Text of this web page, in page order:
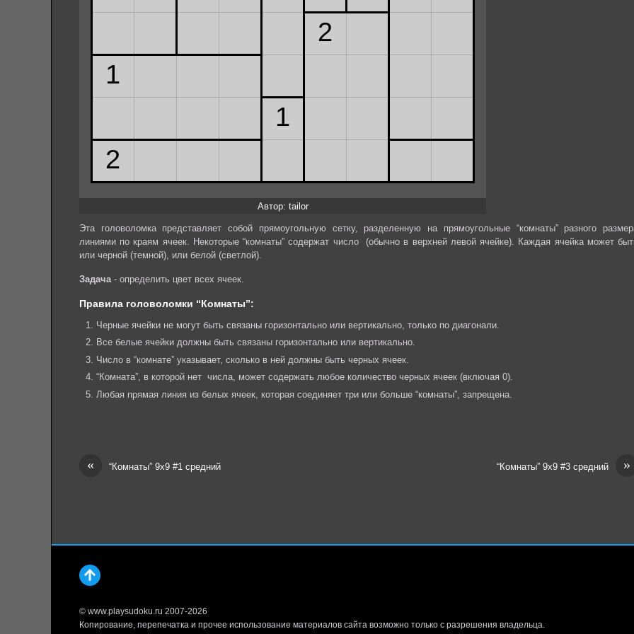
Автор: tailor
Эта головоломка представляет собой прямоугольную сетку, разделенную на прямоугольные “комнаты” разного
линиями по краям ячеек. Некоторые “комнаты” содержат число (обычно в верхней левой ячейке). Каждая ячейка может
или черной (темной), или белой (светлой).
Задача- определить цвет всех ячеек.
Правила головоломки “Комнаты”:
Черные ячейки не могут быть связаны горизонтально или вертикально, только по диагонали.
Все белые ячейки должны быть связаны горизонтально или вертикально.
Число в “комнате” указывает, сколько в ней должны быть черных ячеек.
“Комната”, в которой нет числа, может содержать любое количество черных ячеек (включая 0).
Любая прямая линия из белых ячеек, которая соединяет три или больше “комнаты”, запрещена.
« “Комнаты” 9х9 #1 средний »
“Комнаты” 9х9 #3 средний
© www.playsudoku.ru 2007-2026
Копирование, перепечатка и прочее использование материалов сайта возможно только с разрешения владельца.